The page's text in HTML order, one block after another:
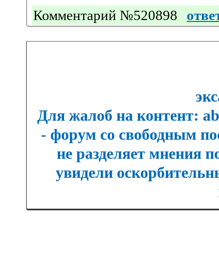
Комментарий №520898
Для жалоб на контент:
- форум со свободным
не разделяет мнения
увидели